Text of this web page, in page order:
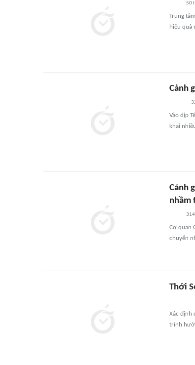
50
Trung
hiệu quả
Cảnh
Vào dịp
khai
Cảnh
nhầm
Cơ quan
chuyển
Thới
Xác định
trình